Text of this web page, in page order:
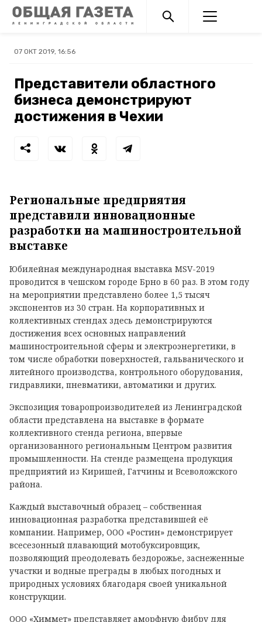
07 ОКТ 2019, 16:56
Представители областного
бизнеса демонстрируют
достижения в Чехии
Региональные предприятия
представили инновационные
разработки на машиностроительной
выставке
Юбилейная международная выставка MSV-2019
проводится в чешском городе Брно в 60 раз. В этом году
на мероприятии представлено более 1,5 тысяч
экспонентов из 30 стран. На корпоративных и
коллективных стендах здесь демонстрируются
достижения всех основных направлений
машиностроительной сферы и электроэнергетики, в
том числе обработки поверхностей, гальванического и
литейного производства, контрольного оборудования,
гидравлики, пневматики, автоматики и других.
Экспозиция товаропроизводителей из Ленинградской
области представлена на выставке в формате
коллективного стенда региона, впервые
организованного региональным Центром развития
промышленности. На стенде размещена продукция
предприятий из Киришей, Гатчины и Всеволожского
района.
Каждый выставочный образец – собственная
инновационная разработка представившей её
компании. Например, ООО «Ростин» демонстрирует
всесезонный плавающий мотобуксировщик,
позволяющий преодолевать бездорожье, заснеженные
участки и водные преграды в любых погодных и
природных условиях благодаря своей уникальной
конструкции.
ООО «Химмет» представляет аморфную фибру для